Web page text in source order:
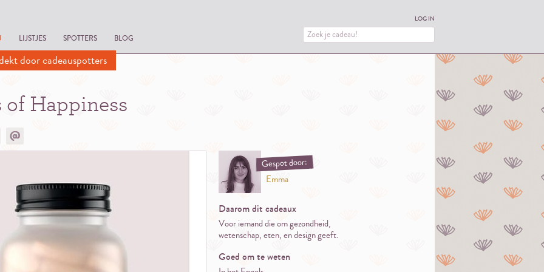
LIJSTJES SPOTTERS BLOG
LOG IN
door cadeauspotters
of Happiness
Gespot door:
Emma
Daarom dit cadeaux
Voor iemand die om gezondheid,
wetenschap, eten, en design geeft.
Goed om te weten